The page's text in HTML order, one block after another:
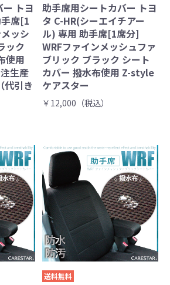
トヨ
席[1
ッシ
ック
使用
生産
代引き
助手席用シートカバー トヨ
タ C-HR(シーエイチアー
ル) 専用 助手席[1席分]
WRFファインメッシュファ
ブリック ブラック シート
カバー 撥水布使用 Z-style
ケアスター
￥12,000（税込）
送料無料